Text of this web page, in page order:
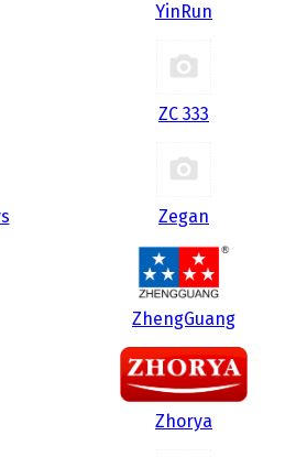
YinRun
ZC 333
Zegan
ZhengGuang
Zhorya